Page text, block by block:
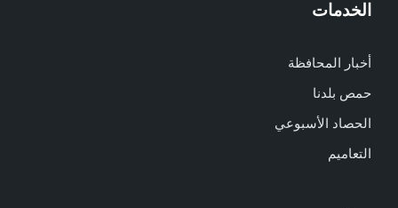
الخدمات
أخبار المحافظة
حمص بلدنا
الحصاد الأسبوعي
التعاميم